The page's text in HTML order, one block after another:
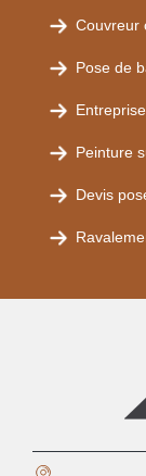
Couvreur
Pose de
Peinture
Devis